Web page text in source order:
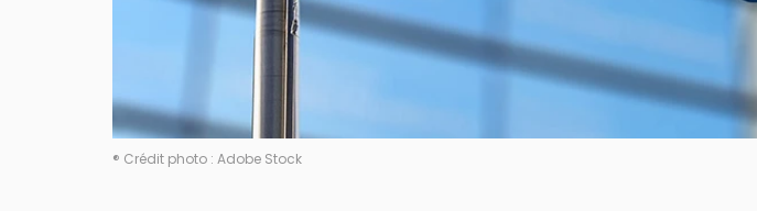
® Crédit photo : Adobe Stock